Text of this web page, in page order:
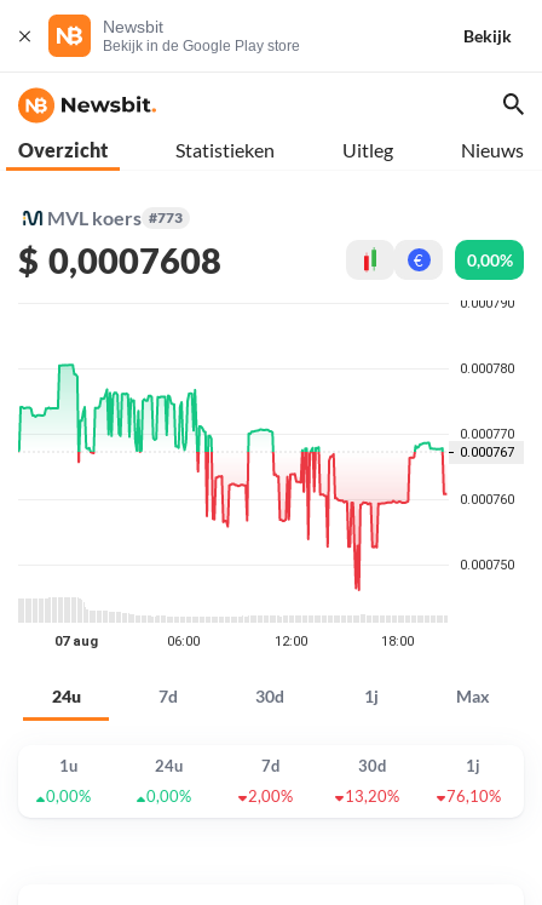
Newsbit
Bekijk in de Google Play store
Bekijk
Overzicht Statistieken Uitleg Nieuws
MVL koers #773
$ 0,0007608 € 0,00%
24u 7d 30d 1j Max
1u 24u 7d 30d
1j
0,00%
0,00% 2,00% 13,20% 76,10%